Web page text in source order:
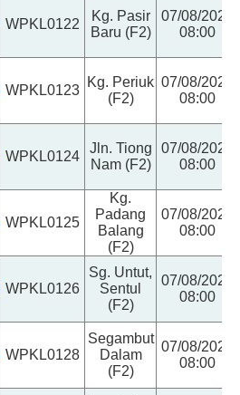
WPKL0122
Kg. Pasir
Baru (F2)
07/08/2026
08:00
WPKL0123
Kg. Periuk
(F2)
07/08/2026
08:00
WPKL0124
Jln. Tiong
Nam (F2)
07/08/2026
08:00
WPKL0125
Kg.
Padang
Balang
(F2)
07/08/2026
08:00
WPKL0126
Sg. Untut,
Sentul
(F2)
07/08/2026
08:00
WPKL0128
Segambut
Dalam
(F2)
07/08/2026
08:00